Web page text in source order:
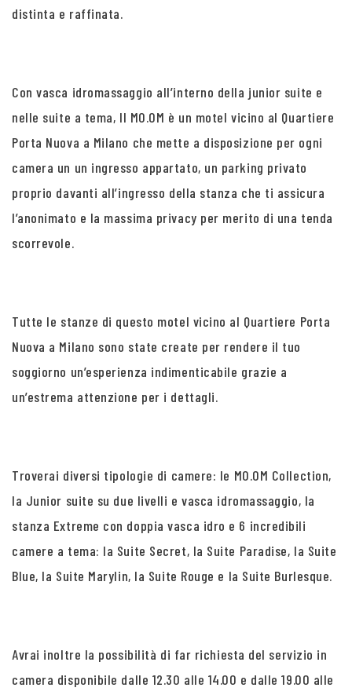
distinta e raffinata.
Con vasca idromassaggio all’interno della junior suite e
nelle suite a tema, Il MO.OM è un motel vicino al Quartiere
Porta Nuova a Milano che mette a disposizione per ogni
camera un un ingresso appartato, un parking privato
proprio davanti all’ingresso della stanza che ti assicura
l’anonimato e la massima privacy per merito di una tenda
scorrevole.
Tutte le stanze di questo motel vicino al Quartiere Porta
Nuova a Milano sono state create per rendere il tuo
soggiorno un’esperienza indimenticabile grazie a
un’estrema attenzione per i dettagli.
Troverai diversi tipologie di camere: le MO.OM Collection,
la Junior suite su due livelli e vasca idromassaggio, la
stanza Extreme con doppia vasca idro e 6 incredibili
camere a tema: la Suite Secret, la Suite Paradise, la Suite
Blue, la Suite Marylin, la Suite Rouge e la Suite Burlesque.
Avrai inoltre la possibilità di far richiesta del servizio in
camera disponibile dalle 12.30 alle 14.00 e dalle 19.00 alle